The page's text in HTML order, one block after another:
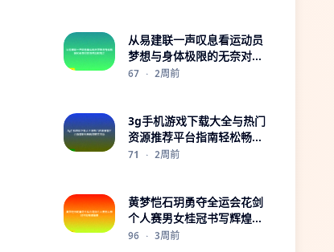
从易建联一声叹息看运动员
梦想与身体极限的无奈对抗
与告别时刻之
67 · 2周前
3g手机游戏下载大全与热门
资源推荐平台指南轻松畅玩
攻略实用版
71 · 2周前
黄梦恺石玥勇夺全运会花剑
个人赛男女桂冠书写辉煌篇
章
96 · 3周前